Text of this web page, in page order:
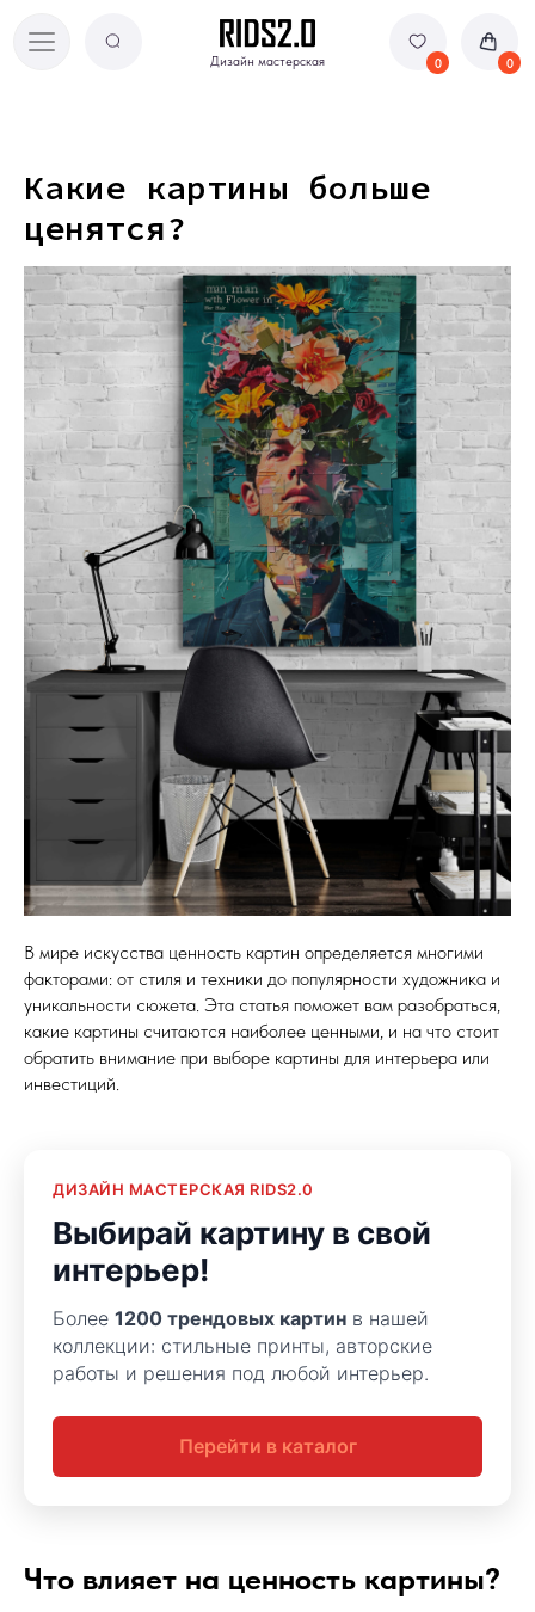
Дизайн мастерская 0
Дизайн мастерская
Какие картины больше
ценятся?
В мире искусства ценность картин определяется многими
факторами: от стиля и техники до популярности художника и
уникальности сюжета. Эта статья поможет вам разобраться,
какие картины считаются наиболее ценными, и на что стоит
обратить внимание при выборе картины для интерьера или
инвестиций.
ДИЗАЙН МАСТЕРСКАЯ RIDS2.0
Выбирай картину в свой
интерьер!
Более 1200 трендовых картин в нашей
коллекции: стильные принты, авторские
работы и решения под любой интерьер.
Перейти в каталог
Что влияет на ценность картины?